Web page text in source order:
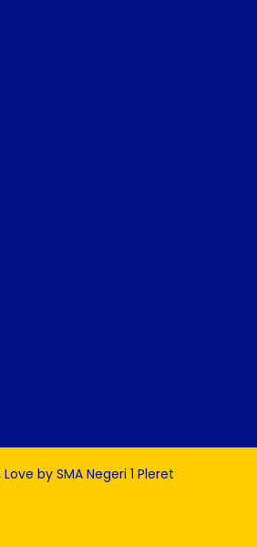
by SMA Negeri 1 Pleret